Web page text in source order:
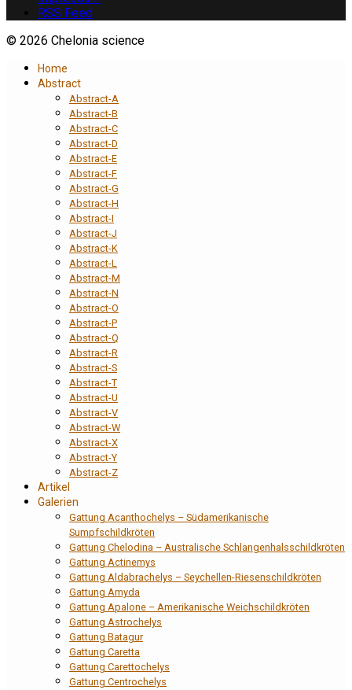
RSS Feed
© 2026 Chelonia science
Home
Abstract
Abstract-A
Abstract-B
Abstract-C
Abstract-D
Abstract-E
Abstract-F
Abstract-G
Abstract-H
Abstract-I
Abstract-J
Abstract-K
Abstract-L
Abstract-M
Abstract-N
Abstract-O
Abstract-P
Abstract-Q
Abstract-R
Abstract-S
Abstract-T
Abstract-U
Abstract-V
Abstract-W
Abstract-X
Abstract-Y
Abstract-Z
Artikel
Galerien
Gattung Acanthochelys – Südamerikanische
Sumpfschildkröten
Gattung Chelodina – Australische Schlangenhalsschildkröten
Gattung Actinemys
Gattung Aldabrachelys – Seychellen-Riesenschildkröten
Gattung Amyda
Gattung Apalone – Amerikanische Weichschildkröten
Gattung Astrochelys
Gattung Batagur
Gattung Caretta
Gattung Carettochelys
Gattung Centrochelys